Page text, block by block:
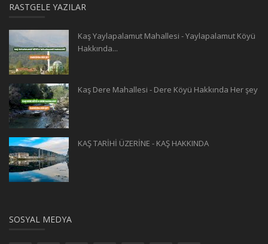
RASTGELE YAZILAR
Kaş Yaylapalamut Mahallesi - Yaylapalamut Köyü
Hakkında...
Kaş Dere Mahallesi - Dere Köyü Hakkında Her şey
KAŞ TARİHİ ÜZERİNE - KAŞ HAKKINDA
SOSYAL MEDYA